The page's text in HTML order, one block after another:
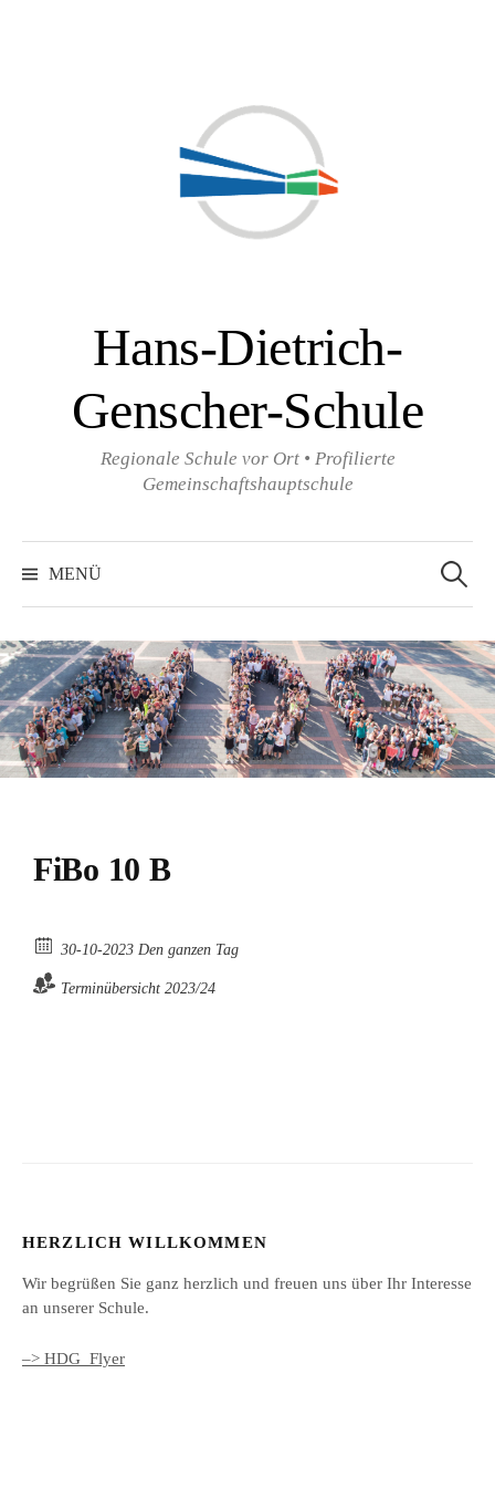
Hans-Dietrich-
Genscher-Schule
Regionale Schule vor Ort • Profilierte
Gemeinschaftshauptschule
MENÜ
nach:
FiBo 10 B
30-10-2023 Den ganzen Tag
Terminübersicht 2023/24
HERZLICH WILLKOMMEN
Wir begrüßen Sie ganz herzlich und freuen uns über Ihr Interesse
an unserer Schule.
–> HDG_Flyer